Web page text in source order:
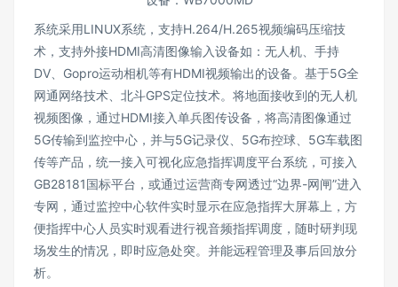
系统采用LINUX系统，支持H.264/H.265视频编码压缩技
术，支持外接HDMI高清图像输入设备如：无人机、手持
DV、Gopro运动相机等有HDMI视频输出的设备。基于5G全
网通网络技术、北斗GPS定位技术。将地面接收到的无人机
视频图像，通过HDMI接入单兵图传设备，将高清图像通过
5G传输到监控中心，并与5G记录仪、5G布控球、5G车载图
传等产品，统一接入可视化应急指挥调度平台系统，可接入
GB28181国标平台，或通过运营商专网透过“边界-网闸”进入
专网，通过监控中心软件实时显示在应急指挥大屏幕上，方
便指挥中心人员实时观看进行视音频指挥调度，随时研判现
场发生的情况，即时应急处突。并能远程管理及事后回放分
析。